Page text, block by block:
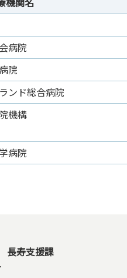
病院
院
ンド総合病院
機構
病院
寿支援課